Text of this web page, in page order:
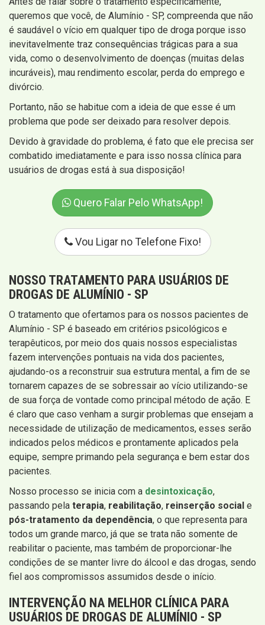
queremos que você, de Alumínio - SP, compreenda que não
é saudável o vício em qualquer tipo de droga porque isso
inevitavelmente traz consequências trágicas para a sua
vida, como o desenvolvimento de doenças (muitas delas
incuráveis), mau rendimento escolar, perda do emprego e
divórcio.
Portanto, não se habitue com a ideia de que esse é um
problema que pode ser deixado para resolver depois.
Devido à gravidade do problema, é fato que ele precisa ser
combatido imediatamente e para isso nossa clínica para
usuários de drogas está à sua disposição!
Quero Falar Pelo WhatsApp!
Vou Ligar no Telefone Fixo!
NOSSO TRATAMENTO PARA USUÁRIOS DE
DROGAS DE ALUMÍNIO - SP
O tratamento que ofertamos para os nossos pacientes de
Alumínio - SP é baseado em critérios psicológicos e
terapêuticos, por meio dos quais nossos especialistas
fazem intervenções pontuais na vida dos pacientes,
ajudando-os a reconstruir sua estrutura mental, a fim de se
tornarem capazes de se sobressair ao vício utilizando-se
de sua força de vontade como principal método de ação. E
é claro que caso venham a surgir problemas que ensejam a
necessidade de utilização de medicamentos, esses serão
indicados pelos médicos e prontamente aplicados pela
equipe, sempre primando pela segurança e bem estar dos
pacientes.
Nosso processo se inicia com a desintoxicação,
passando pela terapia, reabilitação, reinserção social e
pós-tratamento da dependência, o que representa para
todos um grande marco, já que se trata não somente de
reabilitar o paciente, mas também de proporcionar-lhe
condições de se manter livre do álcool e das drogas, sendo
fiel aos compromissos assumidos desde o início.
INTERVENÇÃO NA MELHOR CLÍNICA PARA
USUÁRIOS DE DROGAS DE ALUMÍNIO - SP